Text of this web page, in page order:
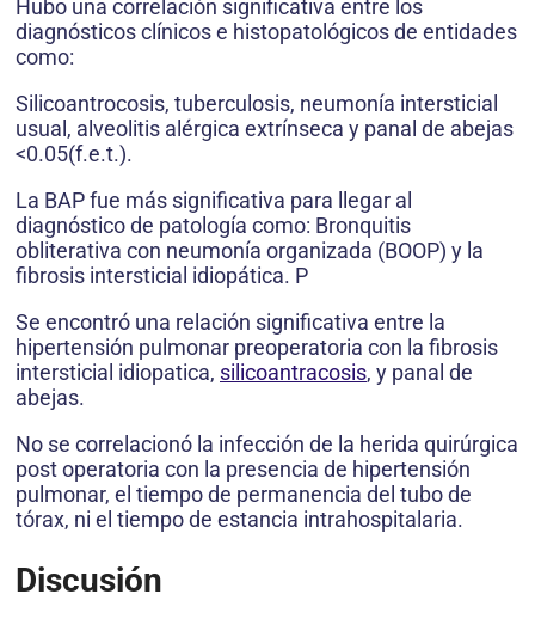
Hubo una correlación significativa entre los
diagnósticos clínicos e histopatológicos de entidades
como:
Silicoantrocosis, tuberculosis, neumonía intersticial
usual, alveolitis alérgica extrínseca y panal de abejas
<0.05(f.e.t.).
La BAP fue más significativa para llegar al
diagnóstico de patología como: Bronquitis
obliterativa con neumonía organizada (BOOP) y la
fibrosis intersticial idiopática. P
Se encontró una relación significativa entre la
hipertensión pulmonar preoperatoria con la fibrosis
intersticial idiopatica, silicoantracosis, y panal de
abejas.
No se correlacionó la infección de la herida quirúrgica
post operatoria con la presencia de hipertensión
pulmonar, el tiempo de permanencia del tubo de
tórax, ni el tiempo de estancia intrahospitalaria.
Discusión